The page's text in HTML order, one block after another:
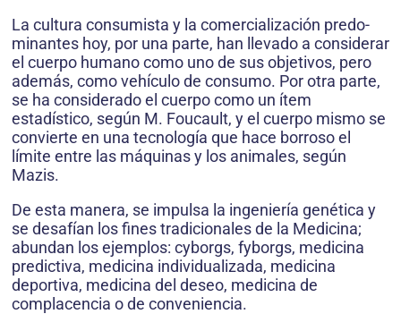
La cultura consumista y la comercialización predo­
minantes hoy, por una parte, han llevado a considerar
el cuerpo humano como uno de sus objetivos, pero
ade­más, como vehículo de consumo. Por otra parte,
se ha considerado el cuerpo como un ítem
estadístico, según M. Foucault, y el cuerpo mismo se
convierte en una tecnología que hace borroso el
límite entre las máquinas y los animales, según
Mazis.
De esta manera, se impulsa la ingeniería genética y
se desafían los fines tradicionales de la Medicina;
abundan los ejemplos: cyborgs, fyborgs, medicina
predictiva, medicina individualizada, medicina
deportiva, medicina del deseo, medicina de
complacencia o de conveniencia.